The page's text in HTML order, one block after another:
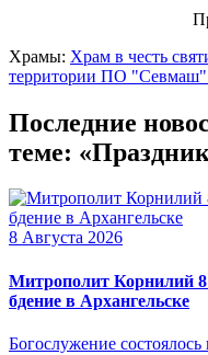
Храмы: Храм в честь
территории ПО "Севмаш"
Последние
теме:
8 Августа 2026
Митрополит Корнилий 8
бдение в Архангельске
Богослужение